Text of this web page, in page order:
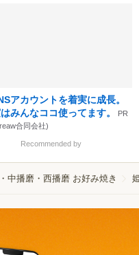
アカウントを着実に成長。
みんなココ使ってます。
PR
合同会社)
Recommended by
中播磨・西播磨 お好み焼き